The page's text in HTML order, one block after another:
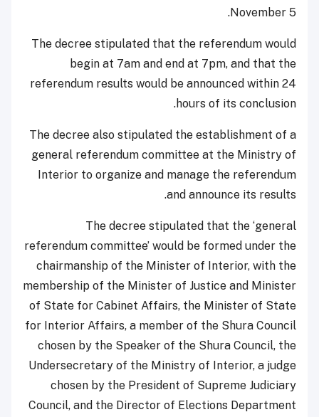
November 5.
The decree stipulated that the referendum would
begin at 7am and end at 7pm, and that the
referendum results would be announced within 24
hours of its conclusion.
The decree also stipulated the establishment of a
general referendum committee at the Ministry of
Interior to organize and manage the referendum
and announce its results.
The decree stipulated that the ‘general
referendum committee’ would be formed under the
chairmanship of the Minister of Interior, with the
membership of the Minister of Justice and Minister
of State for Cabinet Affairs, the Minister of State
for Interior Affairs, a member of the Shura Council
chosen by the Speaker of the Shura Council, the
Undersecretary of the Ministry of Interior, a judge
chosen by the President of Supreme Judiciary
Council, and the Director of Elections Department